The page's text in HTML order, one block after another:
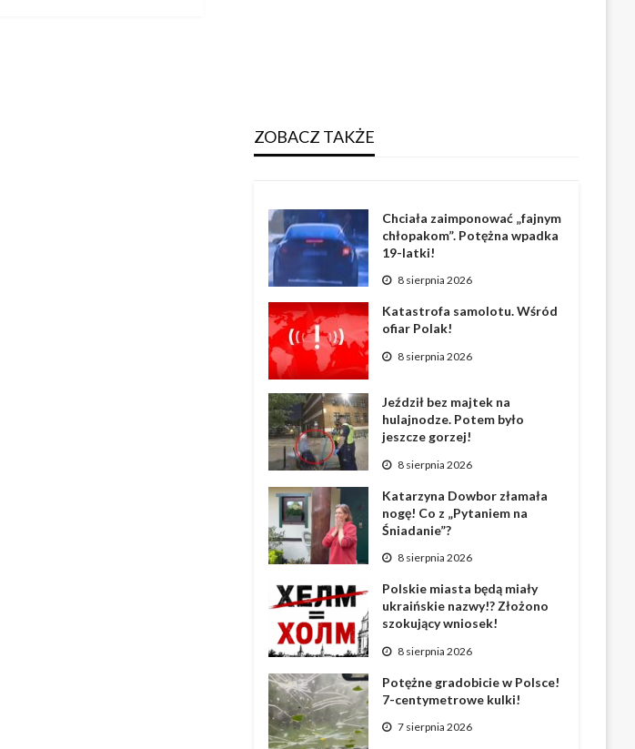
ZOBACZ TAKŻE
Chciała zaimponować „fajnym
chłopakom”. Potężna wpadka
19-latki!
8 sierpnia 2026
Katastrofa samolotu. Wśród
ofiar Polak!
8 sierpnia 2026
Jeździł bez majtek na
hulajnodze. Potem było
jeszcze gorzej!
8 sierpnia 2026
Katarzyna Dowbor złamała
nogę! Co z „Pytaniem na
Śniadanie”?
8 sierpnia 2026
Polskie miasta będą miały
ukraińskie nazwy!? Złożono
szokujący wniosek!
8 sierpnia 2026
Potężne gradobicie w Polsce!
7-centymetrowe kulki!
7 sierpnia 2026